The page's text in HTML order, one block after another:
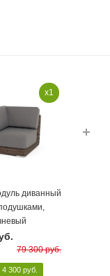
x1
диванный
79 300руб.
4 300руб.